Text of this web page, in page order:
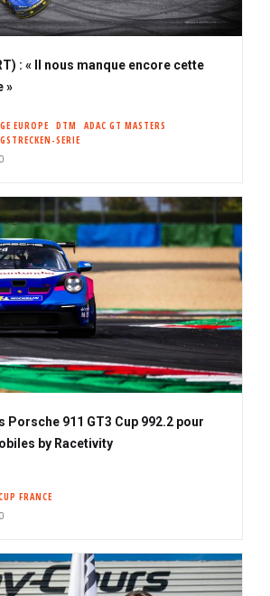
: « Il nous manque encore cette
»
EUROPE DTM
ADAC GT MASTERS
SERIE
Porsche 911 GT3 Cup 992.2 pour
by Racetivity
FRANCE